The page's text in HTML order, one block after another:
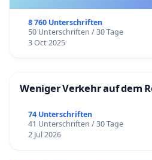
8 760 Unterschriften
50 Unterschriften / 30 Tage
3 Oct 2025
Weniger Verkehr auf dem
74 Unterschriften
41 Unterschriften / 30 Tage
2 Jul 2026